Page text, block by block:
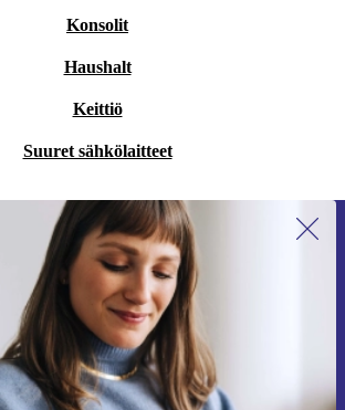
Konsolit
Haushalt
Keittiö
Suuret sähkölaitteet
Liity ensimmäistä kertaa uutiskirjeen
tilaajaksi ja säästä 15 €!
Älä missaa enää yhtäkään tarjousta.